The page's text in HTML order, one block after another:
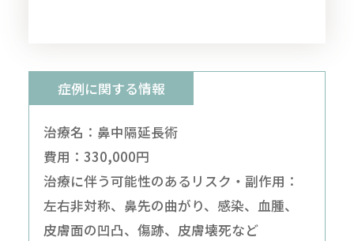
症例に関する情報
治療名：鼻中隔延長術
費用：330,000円
治療に伴う可能性のあるリスク・副作用：
左右非対称、鼻先の曲がり、感染、血腫、
皮膚面の凹凸、傷跡、皮膚壊死など